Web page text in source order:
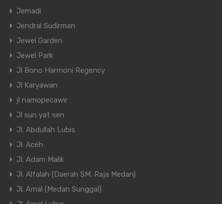
Jemadi
Jendral Sudirman
Jewel Garden
Jewel Park
Jl Bono Harmoni Regency
Jl Karyawan
jl namopecawir
Jl sun yat sen
Jl. Abdullah Lubis
Jl. Aceh
Jl. Adam Malik
Jl. Alfalah (Daerah SM. Raja Medan)
Jl. Amal (Medan Sunggal)